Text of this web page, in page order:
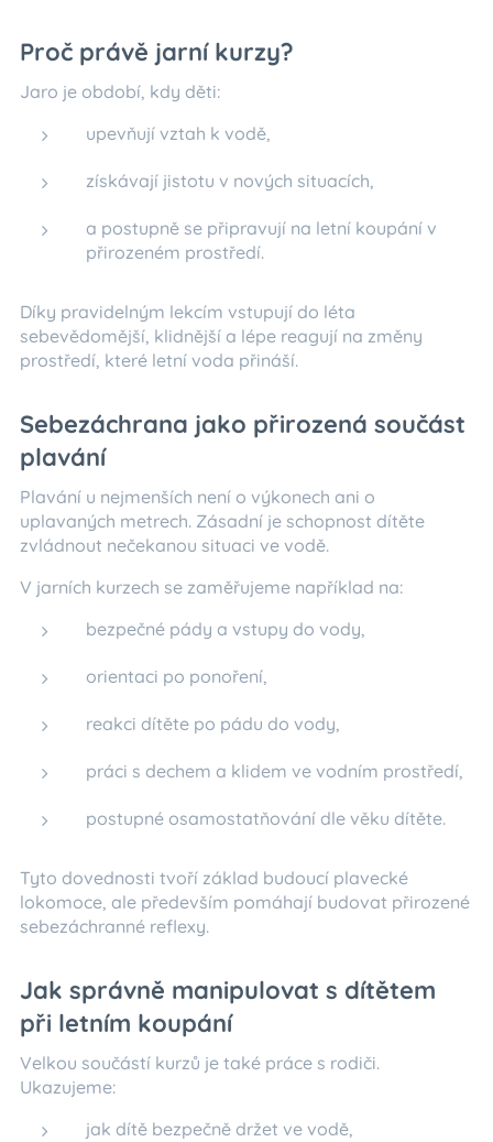
Proč právě jarní kurzy?
Jaro je období, kdy děti:
upevňují vztah k vodě,
získávají jistotu v nových situacích,
a postupně se připravují na letní koupání v
přirozeném prostředí.
Díky pravidelným lekcím vstupují do léta
sebevědomější, klidnější a lépe reagují na změny
prostředí, které letní voda přináší.
Sebezáchrana jako přirozená součást
plavání
Plavání u nejmenších není o výkonech ani o
uplavaných metrech. Zásadní je schopnost dítěte
zvládnout nečekanou situaci ve vodě.
V jarních kurzech se zaměřujeme například na:
bezpečné pády a vstupy do vody,
orientaci po ponoření,
reakci dítěte po pádu do vody,
práci s dechem a klidem ve vodním prostředí,
postupné osamostatňování dle věku dítěte.
Tyto dovednosti tvoří základ budoucí plavecké
lokomoce, ale především pomáhají budovat přirozené
sebezáchranné reflexy.
Jak správně manipulovat s dítětem
při letním koupání
Velkou součástí kurzů je také práce s rodiči.
Ukazujeme:
jak dítě bezpečně držet ve vodě,